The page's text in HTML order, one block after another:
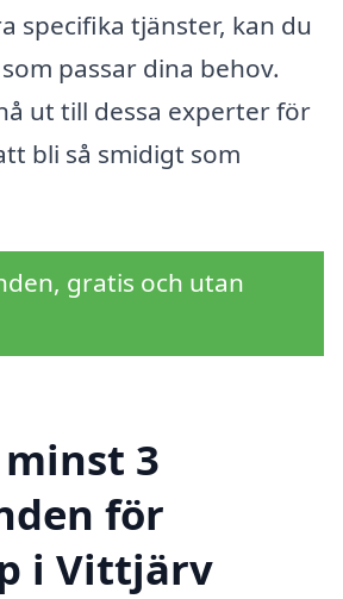
specifika tjänster, kan du
passar dina behov.
ut till dessa experter för
bli så smidigt som
gratis och utan
3
för
i Vittjärv